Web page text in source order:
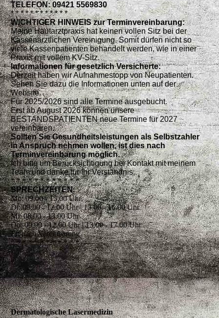
TELEFON: 09421 5569830
* * * * * * * * * * * *
WICHTIGER HINWEIS zur Terminvereinbarung:
Meine Hautarztpraxis hat keinen vollen Sitz bei der
Kassenärztlichen Vereinigung. Somit dürfen nicht so
viele Kassenpatienten behandelt werden, wie in einer
Praxis mit vollem KV-Sitz.
Informationen für gesetzlich Versicherte:
Derzeit haben wir Aufnahmestopp von Neupatienten.
Sehen Sie dazu die Informationen unten auf der
Website.
Für 2025/2026 sind alle Termine ausgebucht.
Erst ab August 2026 können unsere
BESTANDSPATIENTEN neue Termine für 2027
vereinbaren.
Sollten Sie Gesundheitsleistungen als Selbstzahler
in Anspruch nehmen wollen, ist dies nach
Terminvereinbarung möglich.
Ich bitte um Berücksichtigung bei Kontakt mit meinem
Team und danke für Ihr Verständnis.
* * * * * * * * * * * *
SPRECHZEITEN:
Mo: 09.00 - 15.00 Uhr
Di: 09.00 - 12.00 Uhr | 13.00 - 16.00 Uhr
Mi: 08.00 - 13.00 Uhr
Do: 09.00 - 12.00 Uhr | 13.00 - 17.00 Uhr
Fr: nach Vereinbarung
* * * * * * * * * * * *
Dermatologische Lasermedizin